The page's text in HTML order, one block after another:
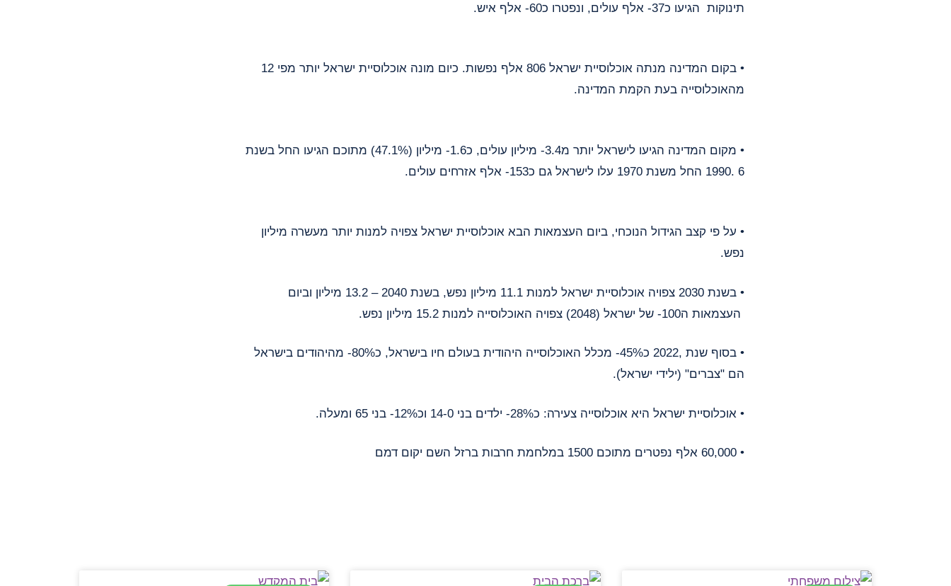
תינוקות הגיעו כ37- אלף עולים, ונפטרו כ60- אלף איש.
• בקום המדינה מנתה אוכלוסיית ישראל 806 אלף נפשות. כיום מונה אוכלוסיית ישראל יותר מפי 12
מהאוכלוסייה בעת הקמת המדינה.
• מקום המדינה הגיעו לישראל יותר מ3.4- מיליון עולים, כ1.6- מיליון (47.1%) מתוכם הגיעו החל בשנת
6 .1990 החל משנת 1970 עלו לישראל גם כ153- אלף אזרחים עולים.
• על פי קצב הגידול הנוכחי, ביום העצמאות הבא אוכלוסיית ישראל צפויה למנות יותר מעשרה מיליון
נפש.
• בשנת 2030 צפויה אוכלוסיית ישראל למנות 11.1 מיליון נפש, בשנת 2040 – 13.2 מיליון וביום
העצמאות ה100- של ישראל (2048) צפויה האוכלוסייה למנות 15.2 מיליון נפש.
• בסוף שנת ,2022 כ45%- מכלל האוכלוסייה היהודית בעולם חיו בישראל, כ80%- מהיהודים בישראל
הם "צברים" (ילידי ישראל).
• אוכלוסיית ישראל היא אוכלוסייה צעירה: כ28%- ילדים בני 14-0 וכ12%- בני 65 ומעלה.
• 60,000 אלף נפטרים מתוכם 1500 במלחמת חרבות ברזל השם יקום דמם